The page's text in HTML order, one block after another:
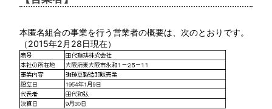
本匿名組合の事業を行う営業者の概要は、次のとおりです。
（2015年2月28日現在）